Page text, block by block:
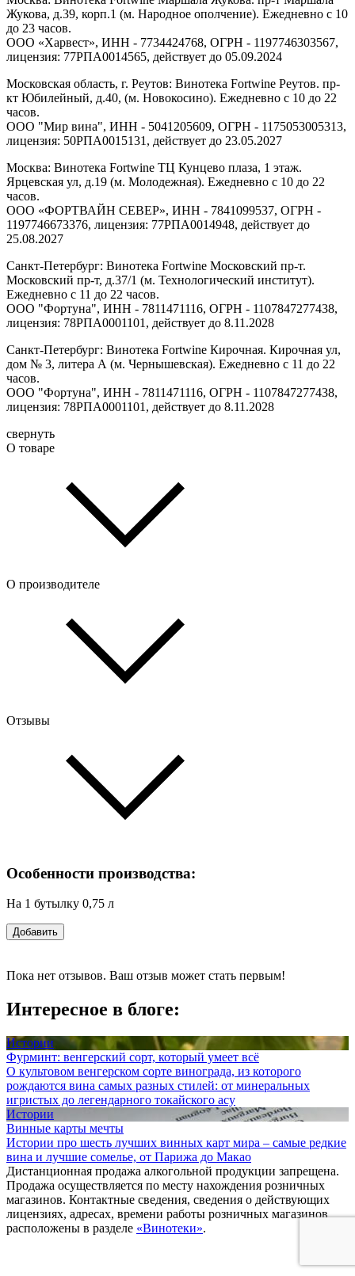
Жукова, д.39, корп.1 (м. Народное ополчение). Ежедневно с 10
до 23 часов.
ООО «Харвест», ИНН - 7734424768, ОГРН - 1197746303567,
лицензия: 77РПА0014565, действует до 05.09.2024
Московская область, г. Реутов: Винотека Fortwine Реутов. пр-
кт Юбилейный, д.40, (м. Новокосино). Ежедневно с 10 до 22
часов.
ООО "Мир вина", ИНН - 5041205609, ОГРН - 1175053005313,
лицензия: 50РПА0015131, действует до 23.05.2027
Москва: Винотека Fortwine ТЦ Кунцево плаза, 1 этаж.
Ярцевская ул, д.19 (м. Молодежная). Ежедневно с 10 до 22
часов.
ООО «ФОРТВАЙН СЕВЕР», ИНН - 7841099537, ОГРН -
1197746673376, лицензия: 77РПА0014948, действует до
25.08.2027
Санкт-Петербург: Винотека Fortwine Московский пр-т.
Московский пр-т, д.37/1 (м. Технологический институт).
Ежедневно с 11 до 22 часов.
ООО "Фортуна", ИНН - 7811471116, ОГРН - 1107847277438,
лицензия: 78РПА0001101, действует до 8.11.2028
Санкт-Петербург: Винотека Fortwine Кирочная. Кирочная ул,
дом № 3, литера А (м. Чернышевская). Ежедневно с 11 до 22
часов.
ООО "Фортуна", ИНН - 7811471116, ОГРН - 1107847277438,
лицензия: 78РПА0001101, действует до 8.11.2028
свернуть
О товаре
О производителе
Отзывы
Особенности производства:
На 1 бутылку 0,75 л
Добавить
Пока нет отзывов. Ваш отзыв может стать первым!
Интересное в блоге:
Истории
Фурминт: венгерский сорт, который умеет всё
О культовом венгерском сорте винограда, из которого
рождаются вина самых разных стилей: от минеральных
игристых до легендарного токайского асу
Истории
Винные карты мечты
Истории про шесть лучших винных карт мира – самые редкие
вина и лучшие сомелье, от Парижа до Макао
Дистанционная продажа алкогольной продукции запрещена.
Продажа осуществляется по месту нахождения розничных
магазинов. Контактные сведения, сведения о действующих
лицензиях, адресах, времени работы розничных магазинов
расположены в разделе «Винотеки».